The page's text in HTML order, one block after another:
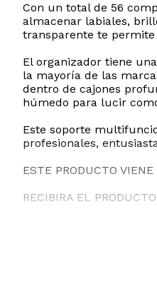
Con un total de 56
almacenar labiales,
transparente te
El organizador tiene
la mayoría de las
dentro de cajones
húmedo para lucir
Este soporte
profesionales,
ESTE PRODUCTO
RECIBIRA EL